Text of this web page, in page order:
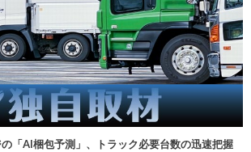
の「AI梱包予測」、トラック必要台数の迅速把握